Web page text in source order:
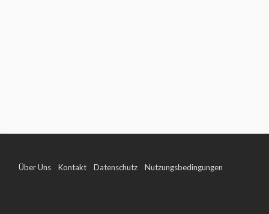
Über Uns Kontakt Datenschutz Nutzungsbedingungen